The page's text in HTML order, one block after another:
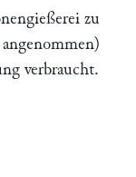
zu
verbraucht.